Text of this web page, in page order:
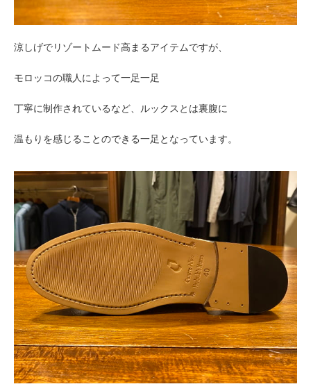
涼しげでリゾートムード高まるアイテムですが、
モロッコの職人によって一足一足
丁寧に制作されているなど、ルックスとは裏腹に
温もりを感じることのできる一足となっています。